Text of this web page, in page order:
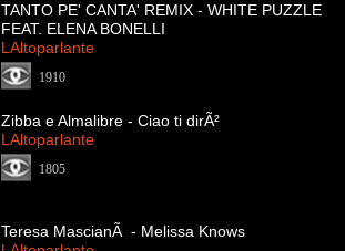
TANTO PE' CANTA' REMIX - WHITE PUZZLE
FEAT. ELENA BONELLI
LAltoparlante
1910
Zibba e Almalibre - Ciao ti dirÃ²
LAltoparlante
1805
Teresa MascianÃ - Melissa Knows